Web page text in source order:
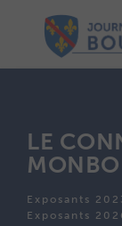
LE
Exposants
Exposants